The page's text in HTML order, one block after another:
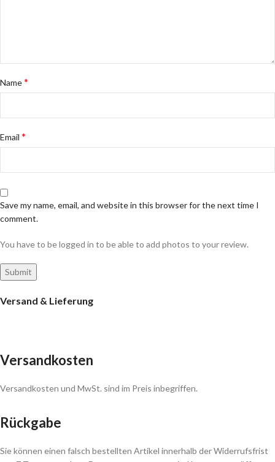
Name*
Email *
Save my name, email, and website in this browser for the next time I
comment.
You have to be logged in to be able to add photos to your review.
Versand & Lieferung
Versandkosten
Versandkosten und MwSt. sind im Preis inbegriffen.
Rückgabe
Sie können einen falsch bestellten Artikel innerhalb der Widerrufsfrist